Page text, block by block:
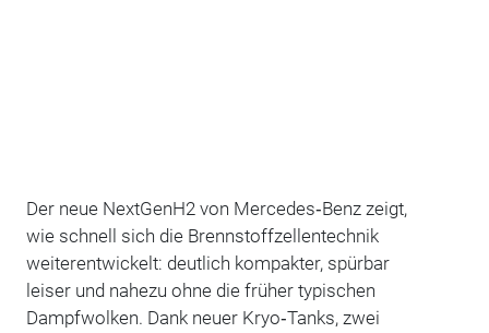
Der neue NextGenH2 von Mercedes‑Benz zeigt,
wie schnell sich die Brennstoffzellentechnik
weiterentwickelt: deutlich kompakter, spürbar
leiser und nahezu ohne die früher typischen
Dampfwolken. Dank neuer Kryo‑Tanks, zwei